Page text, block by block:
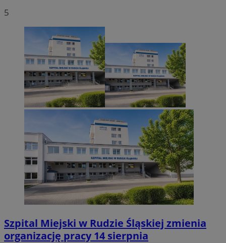
5
Szpital Miejski w Rudzie Śląskiej zmienia
organizację pracy 14 sierpnia